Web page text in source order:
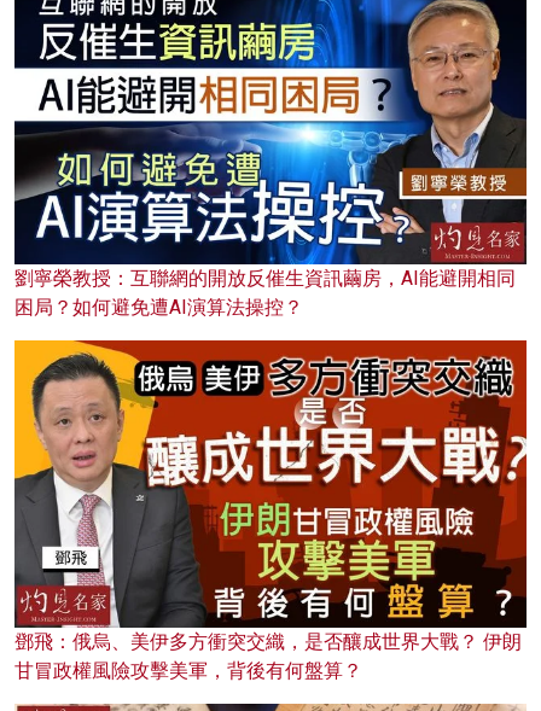
劉寧榮教授：互聯網的開放反催生資訊繭房，AI能避開相同
困局？如何避免遭AI演算法操控？
鄧飛：俄烏、美伊多方衝突交織，是否釀成世界大戰？ 伊朗
甘冒政權風險攻擊美軍，背後有何盤算？